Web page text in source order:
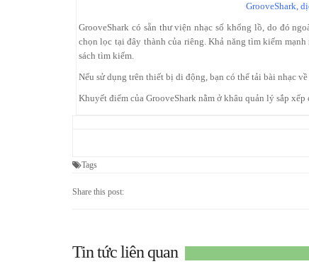
GrooveShark,
GrooveShark có sẵn thư viện nhạc số khổng lồ, do đó
chọn lọc tại đây thành của riêng. Khả năng tìm kiếm
sách tìm kiếm.
Nếu sử dụng trên thiết bị di động, bạn có thể tải bài nhạc
Khuyết điểm của GrooveShark nằm ở khâu quản lý sắp
Tags
Share this post:
Tin tức liên quan